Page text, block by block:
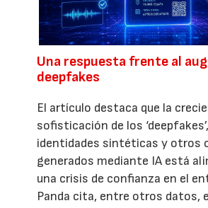
Una respuesta frente al
deepfakes
El artículo destaca que la
sofisticación de los
identidades sintéticas y otros
generados mediante IA está
una crisis de confianza en el
Panda cita, entre otros datos,